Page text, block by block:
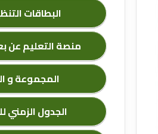
البطاقات
منصة التعليم عن
المجموعة و
الجدول الزمني